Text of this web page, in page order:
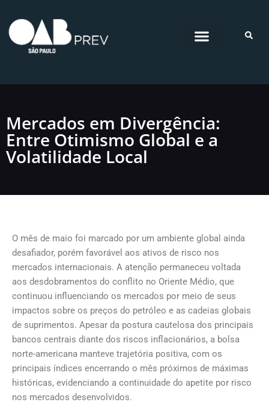
Pular
para
Mercados em Divergência:
Entre Otimismo Global e a
Volatilidade Local
O mês de maio foi marcado por um ambiente global ainda
desafiador, porém favorável aos ativos de risco nos
mercados internacionais. A atenção permaneceu voltada
aos desdobramentos do conflito no Oriente Médio, que
continuou influenciando os mercados por meio de seus
impactos sobre os preços do petróleo e as cadeias globais
de suprimentos. Apesar da postura cautelosa dos principais
bancos centrais diante dos riscos inflacionários, a bolsa
norte-americana manteve trajetória positiva, com os
principais índices encerrando o mês próximos de máximas
históricas, evidenciando a continuidade do apetite por risco
nos mercados desenvolvidos.